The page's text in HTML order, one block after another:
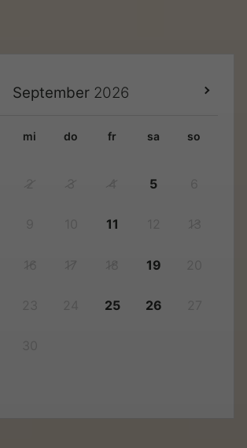
September 2026
mi do fr sa so
2 3 4 5
11
17 19
25 26